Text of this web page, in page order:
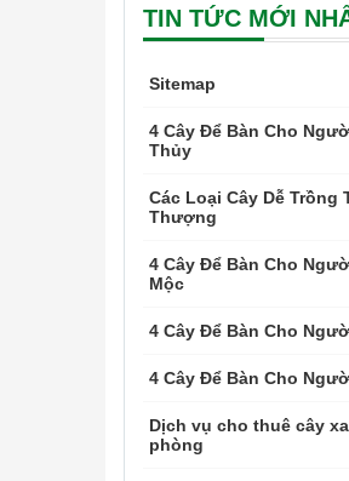
TIN TỨC MỚI
Sitemap
4 Cây Để Bàn Cho
Thủy
Các Loại Cây Dễ Trồng
Thượng
4 Cây Để Bàn Cho
Mộc
4 Cây Để Bàn Cho
4 Cây Để Bàn Cho
Dịch vụ cho thuê cây
phòng